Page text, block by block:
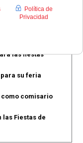
las fiestas
su feria
como comisario
las Fiestas de